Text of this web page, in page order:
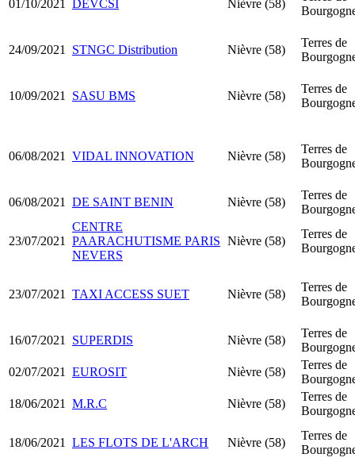
01/10/2021 DEVCSI Nièvre (58)
24/09/2021 STNGC Distribution Nièvre (58)
Terres de
10/09/2021 SASU BMS Nièvre (58)
Terres de
06/08/2021 VIDAL INNOVATION Nièvre (58)
Terres de
06/08/2021 DE SAINT BENIN Nièvre (58)
Terres de
23/07/2021
CENTRE
PAARACHUTISME PARIS
NEVERS
Nièvre (58)
Terres de
23/07/2021 TAXI ACCESS SUET Nièvre (58)
Terres de
16/07/2021 SUPERDIS Nièvre (58)
Terres de
02/07/2021
EUROSIT Nièvre (58)
Terres de
18/06/2021
M.R.C Nièvre (58)
Terres de
18/06/2021 LES FLOTS DE L'ARCH Nièvre (58)
Terres de